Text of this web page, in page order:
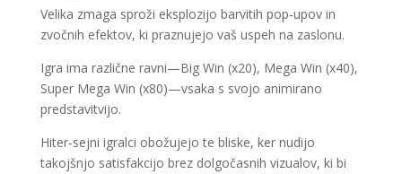
Velika zmaga sproži eksplozijo barvitih pop‑upov in
zvočnih efektov, ki praznujejo vaš uspeh na zaslonu.
Igra ima različne ravni—Big Win (x20), Mega Win (x40),
Super Mega Win (x80)—vsaka s svojo animirano
predstavitvijo.
Hiter‑sejni igralci obožujejo te bliske, ker nudijo
takojšnjo satisfakcijo brez dolgočasnih vizualov, ki bi